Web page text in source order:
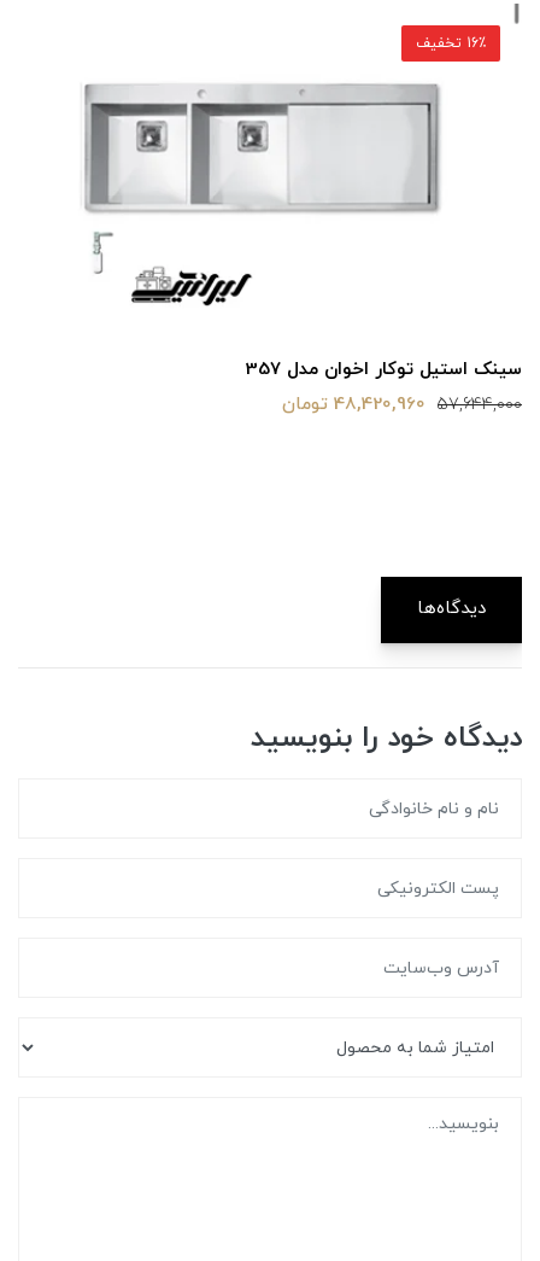
سینک استیل توکار اخوان مدل 357
57,644,000 48,420,960 تومان
16٪ تخفیف
دیدگاه‌ها
دیدگاه خود را بنویسید